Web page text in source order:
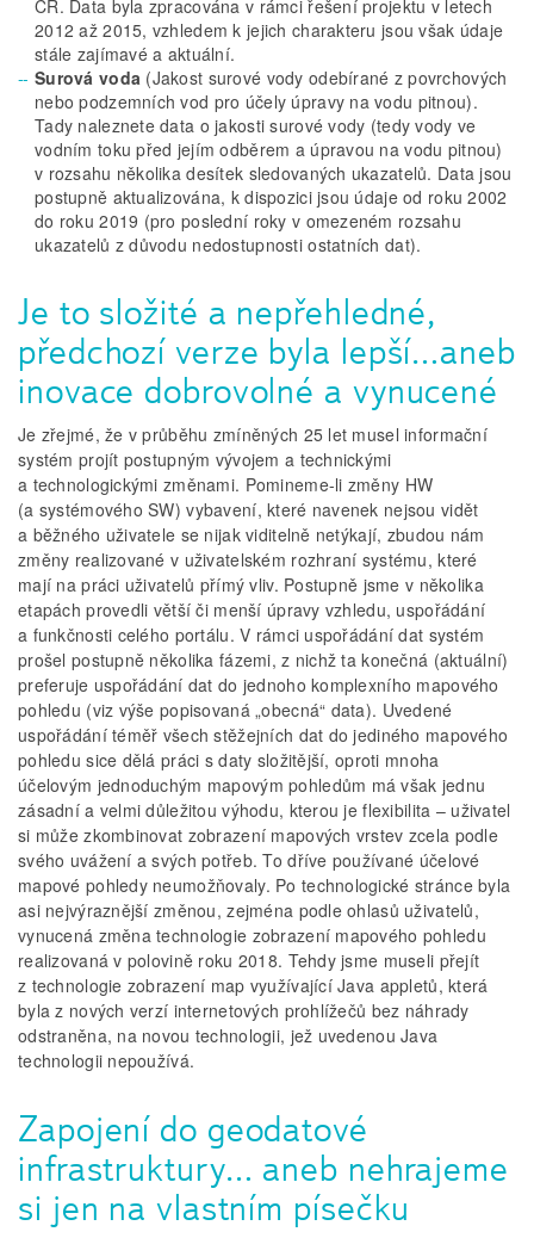
ČR. Data byla zpracována v rámci řešení projektu v letech
2012 až 2015, vzhledem k jejich charakteru jsou však údaje
stále zajímavé a aktuální.
Surová voda (Jakost surové vody odebírané z povrchových
nebo podzemních vod pro účely úpravy na vodu pitnou).
Tady naleznete data o jakosti surové vody (tedy vody ve
vodním toku před jejím odběrem a úpravou na vodu pitnou)
v rozsahu několika desítek sledovaných ukazatelů. Data jsou
postupně aktualizována, k dispozici jsou údaje od roku 2002
do roku 2019 (pro poslední roky v omezeném rozsahu
ukazatelů z důvodu nedostupnosti ostatních dat).
Je to složité a nepřehledné,
předchozí verze byla lepší…aneb
inovace dobrovolné a vynucené
Je zřejmé, že v průběhu zmíněných 25 let musel informační
systém projít postupným vývojem a technickými
a technologickými změnami. Pomineme-li změny HW
(a systémového SW) vybavení, které navenek nejsou vidět
a běžného uživatele se nijak viditelně netýkají, zbudou nám
změny realizované v uživatelském rozhraní systému, které
mají na práci uživatelů přímý vliv. Postupně jsme v několika
etapách provedli větší či menší úpravy vzhledu, uspořádání
a funkčnosti celého portálu. V rámci uspořádání dat systém
prošel postupně několika fázemi, z nichž ta konečná (aktuální)
preferuje uspořádání dat do jednoho komplexního mapového
pohledu (viz výše popisovaná „obecná“ data). Uvedené
uspořádání téměř všech stěžejních dat do jediného mapového
pohledu sice dělá práci s daty složitější, oproti mnoha
účelovým jednoduchým mapovým pohledům má však jednu
zásadní a velmi důležitou výhodu, kterou je flexibilita – uživatel
si může zkombinovat zobrazení mapových vrstev zcela podle
svého uvážení a svých potřeb. To dříve používané účelové
mapové pohledy neumožňovaly. Po technologické stránce byla
asi nejvýraznější změnou, zejména podle ohlasů uživatelů,
vynucená změna technologie zobrazení mapového pohledu
realizovaná v polovině roku 2018. Tehdy jsme museli přejít
z technologie zobrazení map využívající Java appletů, která
byla z nových verzí internetových prohlížečů bez náhrady
odstraněna, na novou technologii, jež uvedenou Java
technologii nepoužívá.
Zapojení do geodatové
infrastruktury… aneb nehrajeme
si jen na vlastním písečku